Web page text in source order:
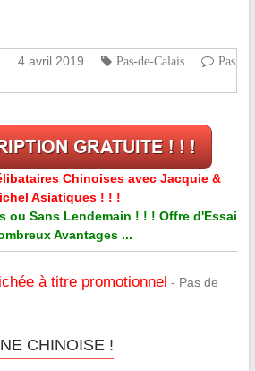
4 avril 2019 Pas-de-Calais
Pas
Chinoises avec Jacquie &
Asiatiques ! ! !
ou Sans Lendemain ! ! ! Offre d'Essai
Avantages ...
à titre promotionnel - Pas de
CHINOISE !